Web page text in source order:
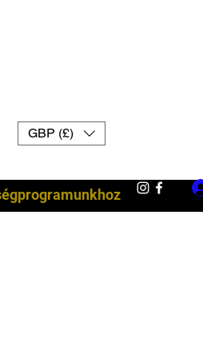
GBP (£)
harci felszerelés uk muay thai kesztyű